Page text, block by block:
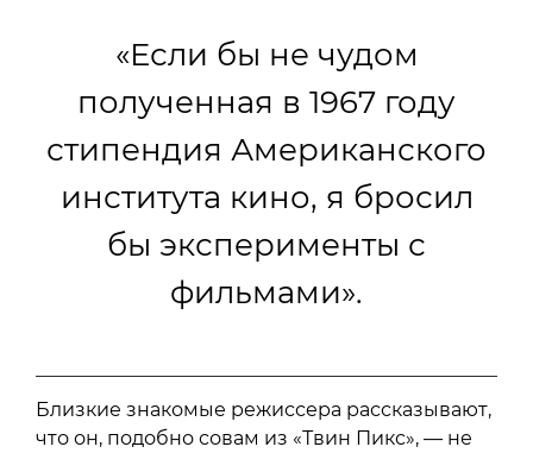
«Если бы не чудом
полученная в 1967 году
стипендия Американского
института кино, я бросил
бы эксперименты с
фильмами».
Близкие знакомые режиссера рассказывают,
что он, подобно совам из «Твин Пикс», — не